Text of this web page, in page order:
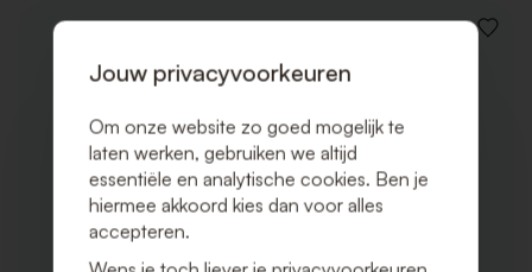
VOEG
Jouw privacyvoorkeuren
Om onze website zo goed mogelijk te
laten werken, gebruiken we altijd
essentiële en analytische cookies. Ben je
hiermee akkoord kies dan voor alles
accepteren.